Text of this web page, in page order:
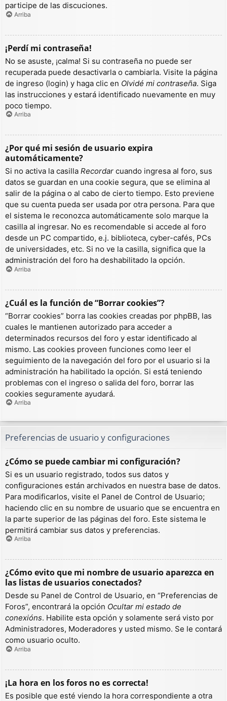
participe de las discuciones.
Arriba
¡Perdí mi contraseña!
No se asuste, ¡calma! Si su contraseña no puede ser
recuperada puede desactivarla o cambiarla. Visite la página
de ingreso (login) y haga clic en Olvidé mi contraseña. Siga
las instrucciones y estará identificado nuevamente en muy
poco tiempo.
Arriba
¿Por qué mi sesión de usuario expira
automáticamente?
Si no activa la casilla Recordar cuando ingresa al foro, sus
datos se guardan en una cookie segura, que se elimina al
salir de la página o al cabo de cierto tiempo. Esto previene
que su cuenta pueda ser usada por otra persona. Para que
el sistema le reconozca automáticamente solo marque la
casilla al ingresar. No es recomendable si accede al foro
desde un PC compartido, e.j. biblioteca, cyber-cafés, PCs
de universidades, etc. Si no ve la casilla, significa que la
administración del foro ha deshabilitado la opción.
Arriba
¿Cuál es la función de “Borrar cookies”?
“Borrar cookies” borra las cookies creadas por phpBB, las
cuales le mantienen autorizado para acceder a
determinados recursos del foro y estar identificado al
mismo. Las cookies proveen funciones como leer el
seguimiento de la navegación del foro por el usuario si la
administración ha habilitado la opción. Si está teniendo
problemas con el ingreso o salida del foro, borrar las
cookies seguramente ayudará.
Arriba
Preferencias de usuario y configuraciones
¿Cómo se puede cambiar mi configuración?
Si es un usuario registrado, todos sus datos y
configuraciones están archivados en nuestra base de datos.
Para modificarlos, visite el Panel de Control de Usuario;
haciendo clic en su nombre de usuario que se encuentra en
la parte superior de las páginas del foro. Este sistema le
permitirá cambiar sus datos y preferencias.
Arriba
¿Cómo evito que mi nombre de usuario aparezca en
las listas de usuarios conectados?
Desde su Panel de Control de Usuario, en “Preferencias de
Foros”, encontrará la opción Ocultar mi estado de
conexións. Habilite esta opción y solamente será visto por
Administradores, Moderadores y usted mismo. Se le contará
como usuario oculto.
Arriba
¡La hora en los foros no es correcta!
Es posible que esté viendo la hora correspondiente a otra